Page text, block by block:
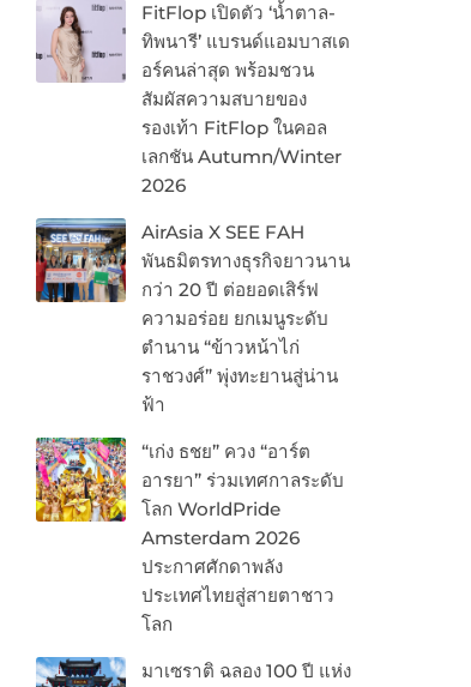
FitFlop เปิดตัว ‘น้ำตาล-
ทิพนารี’ แบรนด์แอมบาสเด
อร์คนล่าสุด พร้อมชวน
สัมผัสความสบายของ
รองเท้า FitFlop ในคอล
เลกชัน Autumn/Winter
2026
AirAsia X SEE FAH
พันธมิตรทางธุรกิจยาวนาน
กว่า 20 ปี ต่อยอดเสิร์ฟ
ความอร่อย ยกเมนูระดับ
ตำนาน “ข้าวหน้าไก่
ราชวงศ์” พุ่งทะยานสู่น่าน
ฟ้า
“เก่ง ธชย” ควง “อาร์ต
อารยา” ร่วมเทศกาลระดับ
โลก WorldPride
Amsterdam 2026
ประกาศศักดาพลัง
ประเทศไทยสู่สายตาชาว
โลก
มาเซราติ ฉลอง 100 ปี แห่ง